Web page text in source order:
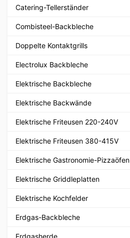
Catering-Tellerständer
Combisteel-Backbleche
Doppelte Kontaktgrills
Electrolux Backbleche
Elektrische Backbleche
Elektrische Backwände
Elektrische Friteusen 220-240V
Elektrische Friteusen 380-415V
Elektrische Gastronomie-Pizzaöfen
Elektrische Griddleplatten
Elektrische Kochfelder
Erdgas-Backbleche
Erdgasherde